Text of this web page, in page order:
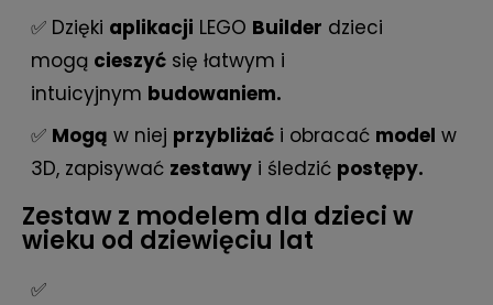
✅ Dzięki aplikacji LEGO Builder dzieci
mogą cieszyć się łatwym i
intuicyjnym budowaniem.
✅ Mogą w niej przybliżać i obracać model w
3D, zapisywać zestawy i śledzić postępy.
Zestaw z modelem dla dzieci w
wieku od dziewięciu lat
✅